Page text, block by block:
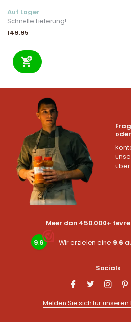
Auf Lager
Schnelle Lieferung!
149.95
über
Meer dan 450.000+
9,6 Wir erzielen eine 9,6
Socials
Melden Sie sich für